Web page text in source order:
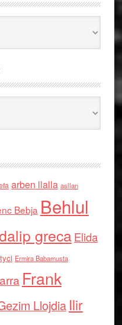
arben llalla asllan
Bebja Behlul
grecaElida
Ermira Babamusta
Frank
Llojdia Ilir